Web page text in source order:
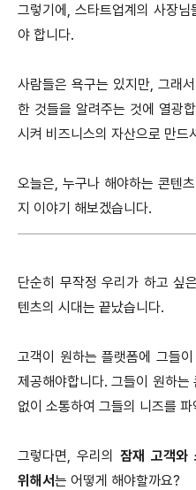
그렇기에, 스타트업계의 사장
야 합니다.
사람들은 욕구는 있지만, 그래
한 것들을 알려주는 것에 열광
시켜 비즈니스의 자산으로 만드
오늘은, 누구나 해야하는 콘텐
지 이야기 해보겠습니다.
단순히 무작정 우리가 하고 싶
텐츠의 시대는 끝났습니다.
고객이 원하는 플랫폼에 그들
제공해야합니다. 그들이 원하는
없이 소통하여 그들의 니즈를
그렇다면, 우리의 잠재 고객와
위해서는 어떻게 해야할까요?